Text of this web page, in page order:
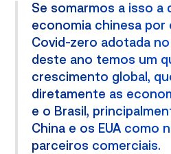
Se somarmos a isso a
economia chinesa
Covid-zero adotada
deste ano temos um
crescimento global,
diretamente as
e o Brasil,
China e os EUA como
parceiros comerciais.